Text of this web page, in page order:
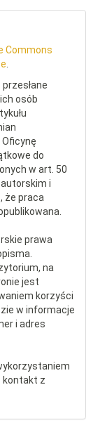
Commons
osób
do
w art. 50
i
że praca
prawa
na
jest
korzyści
w informacje
i adres
kontakt z